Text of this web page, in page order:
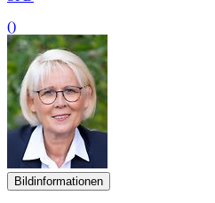
()
Bildinformationen